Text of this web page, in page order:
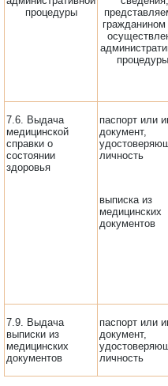
процедуры
7.6. Выдача
медицинской
справки о
состоянии
здоровья
паспорт или
документ,
личность
выписка из
медицинских
документов
7.9. Выдача
выписки из
медицинских
документов
паспорт или
документ,
личность